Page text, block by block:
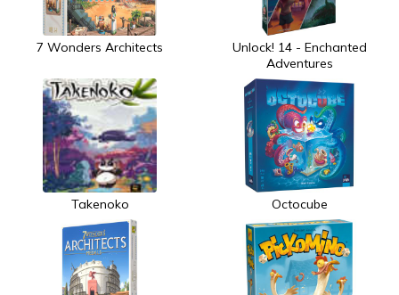
7 Wonders Architects
Unlock! 14 - Enchanted
Adventures
Takenoko Octocube